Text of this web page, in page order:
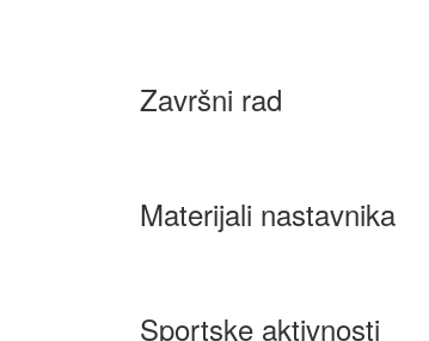
Završni rad
Materijali nastavnika
Sportske aktivnosti